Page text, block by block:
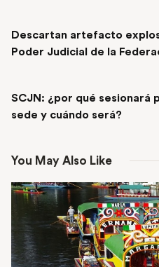
Descartan artefacto
Poder Judicial de la
SCJN: ¿por qué sesionará
sede y cuándo será?
You May Also Like